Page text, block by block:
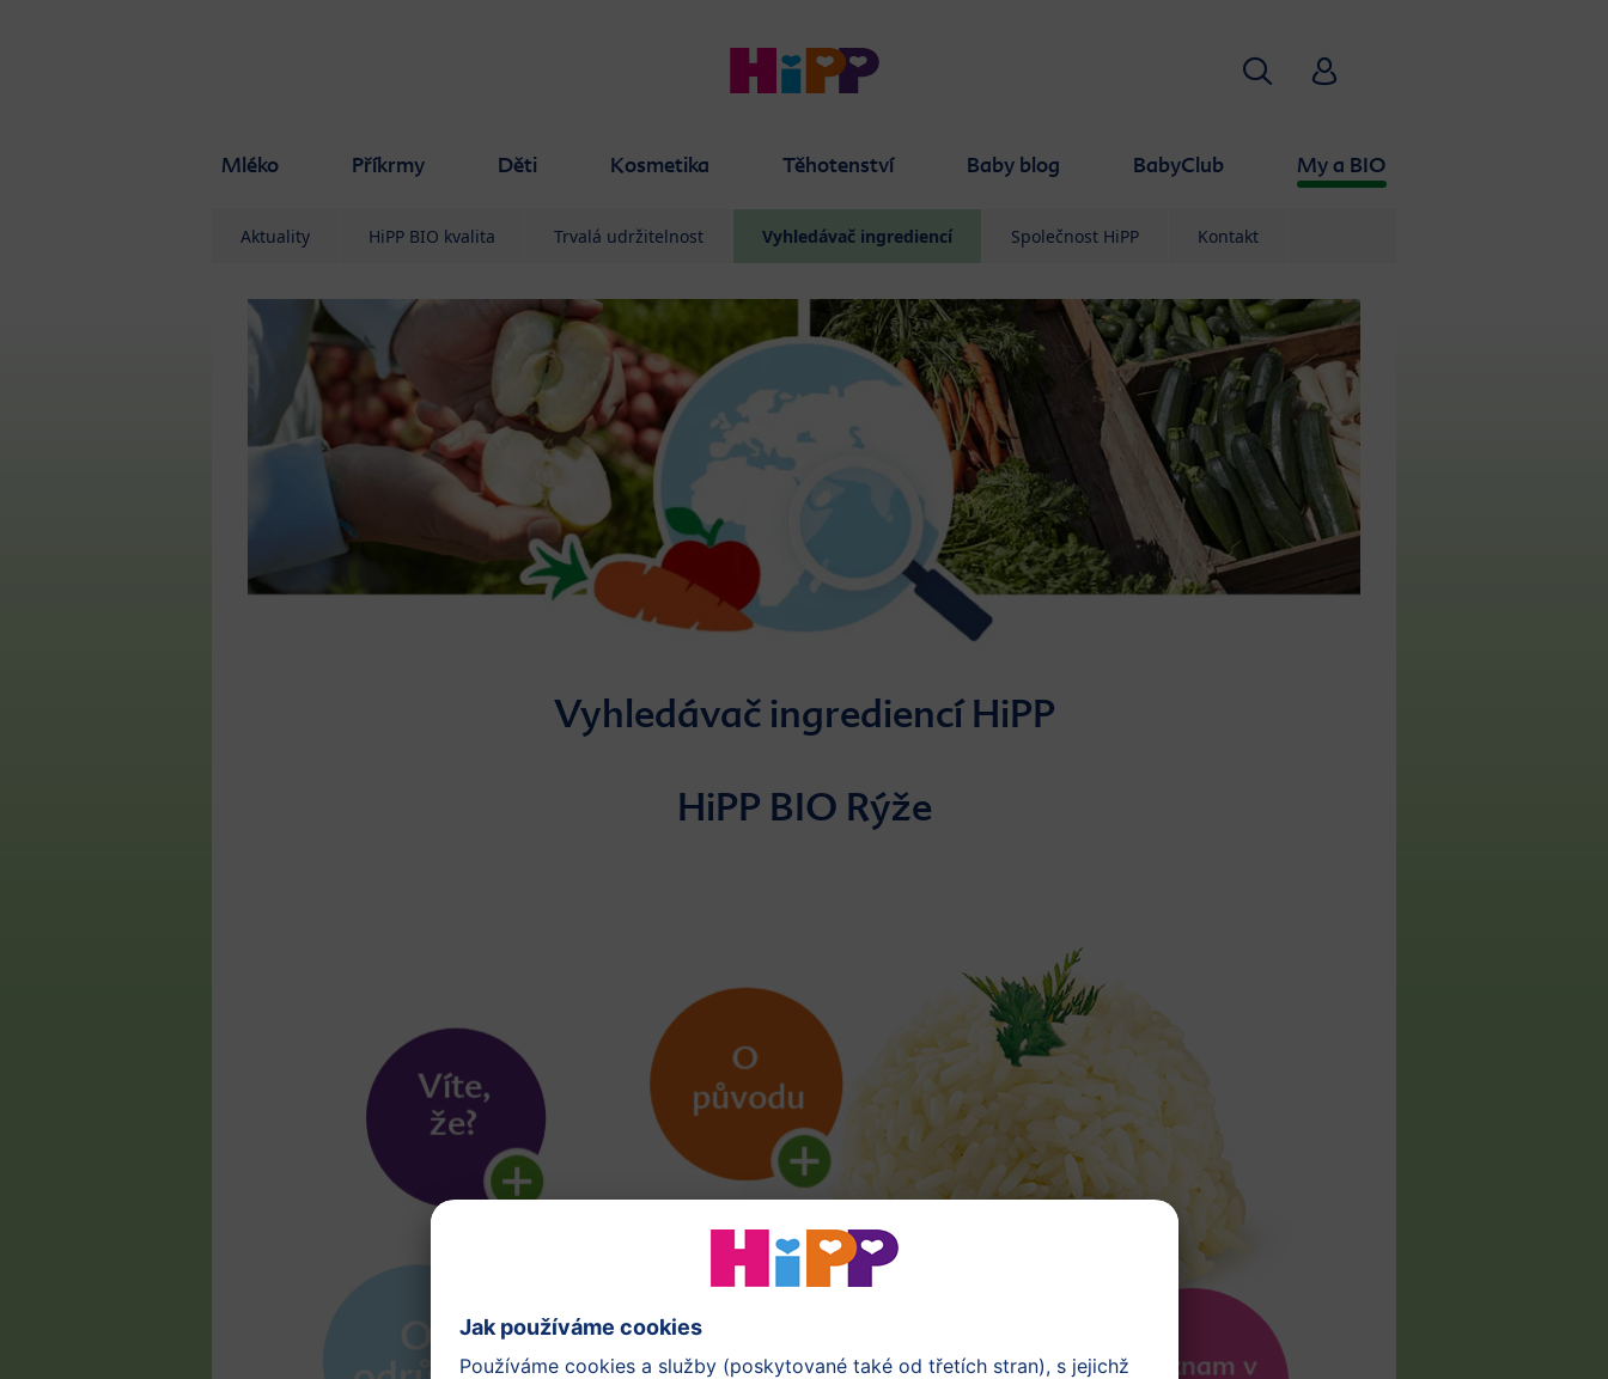
Mléko Příkrmy Děti Kosmetika Těhotenství Baby blog BabyClub My a BIO
VyhledáváníHiPP Babyclub
Aktuality HiPP BIO kvalita Trvalá udržitelnost Vyhledávač ingrediencí Společnost HiPP Kontakt
Vyhledávač ingrediencí HiPP
HiPP BIO Rýže